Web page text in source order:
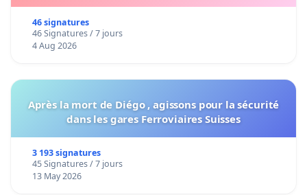
46 signatures
46 Signatures / 7 jours
4 Aug 2026
Après la mort de Diégo , agissons pour la sécurité
dans les gares Ferroviaires Suisses
3 193 signatures
45 Signatures / 7 jours
13 May 2026